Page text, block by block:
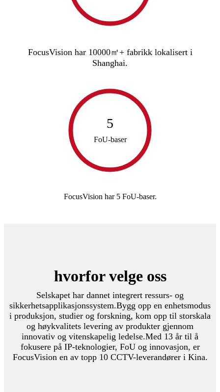
FocusVision har 10000㎡+ fabrikk lokalisert i
Shanghai.
5
FoU-baser
FocusVision har 5 FoU-baser.
hvorfor velge oss
Selskapet har dannet integrert ressurs- og
sikkerhetsapplikasjonssystem.Bygg opp en enhetsmodus
i produksjon, studier og forskning, kom opp til storskala
og høykvalitets levering av produkter gjennom
innovativ og vitenskapelig ledelse.Med 13 år til å
fokusere på IP-teknologier, FoU og innovasjon, er
FocusVision en av topp 10 CCTV-leverandører i Kina.